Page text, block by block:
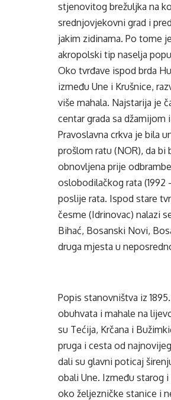
stjenovitog brežuljka na
srednjovjekovni grad i
jakim zidinama. Po tome
akropolski tip naselja
Oko tvrđave ispod brda
između Une i Krušnice,
više mahala. Najstarija je
centar grada sa džamijom
Pravoslavna crkva je bila
prošlom ratu (NOR), da bi
obnovljena prije
oslobodilačkog rata (1992
poslije rata. Ispod stare
česme (Idrinovac) nalazi
Bihać, Bosanski Novi,
druga mjesta u
Popis stanovništva iz
obuhvata i mahale na
su Tećija, Krčana i
pruga i cesta od
dali su glavni poticaj
obali Une. Između starog
oko željezničke stanice i